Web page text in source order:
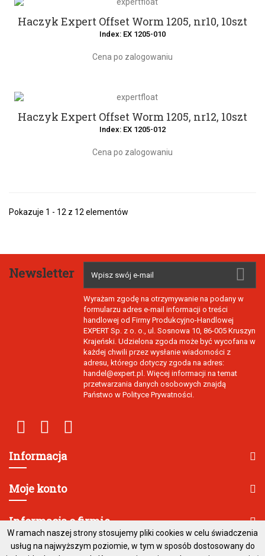
Haczyk Expert Offset Worm 1205, nr10, 10szt
Index: EX 1205-010
Cena po zalogowaniu
Haczyk Expert Offset Worm 1205, nr12, 10szt
Index: EX 1205-012
Cena po zalogowaniu
Pokazuje 1 - 12 z 12 elementów
Newsletter
Wyrażam zgodę na otrzymywanie na podany w
formularzu adres e-mail informacji o treści
handlowej od Firmy Produkcyjno-Handlowej
EXPERT Sp. z o. o., ul. Sosnowa 10, 86-005 Kruszyn
Krajeński. Udzielona zgoda może być wycofana w
każdej chwili przez wysłanie wiadomości z
adresu, którego dotyczy zgoda na adres:
handel@expert.pl. Więcej informacji na temat
przetwarzania danych osobowych znajdą
Państwo w Polityce Prywatności.
Informacja
Moje konto
Informacja o firmie
W ramach naszej strony stosujemy pliki cookies w celu świadczenia
usług na najwyższym poziomie, w tym w sposób dostosowany do